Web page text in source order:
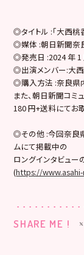
◎タイトル :「大西桃
◎媒体 :朝日新聞奈
◎発売日 :2024 年 1
◎出演メンバー:大
◎購入方法 :奈良県
また、朝日新聞コミ
180 円+送料にてお
◎その他 :今回奈良
ムにて掲載中の
ロングインタビュー
(https://
SHARE ME !